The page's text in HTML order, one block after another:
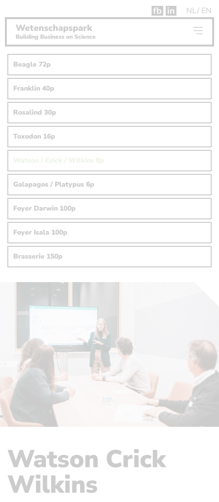
fb in NL EN
Wetenschapspark
Building Business on Science
Beagle 72p
Franklin 40p
Rosalind 30p
Toxodon 16p
Watson / Crick / Wilkins 8p
Galapagos / Platypus 6p
Foyer Darwin 100p
Foyer Isala 100p
Brasserie 150p
Watson Crick
Wilkins